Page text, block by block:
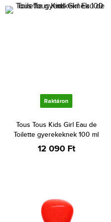
Raktáron
Tous Tous Kids Girl Eau de
Toilette gyerekeknek 100 ml
12 090 Ft